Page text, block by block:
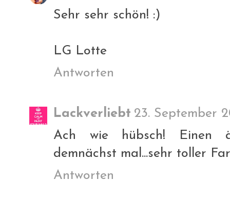
Sehr sehr schön! :)
LG Lotte
Antworten
Lackverliebt 23. September
Ach wie hübsch! Einen
demnächst mal...sehr toller
Antworten